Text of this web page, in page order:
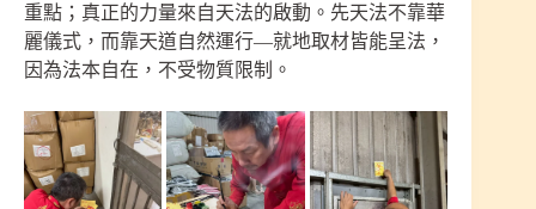
重點；真正的力量來自天法的啟動。先天法不靠華
麗儀式，而靠天道自然運行—就地取材皆能呈法，
因為法本自在，不受物質限制。